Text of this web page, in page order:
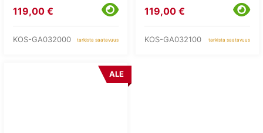
119,00 €
KOS-GA032000 tarkista saatavuus
119,00 €
KOS-GA032100 tarkista saatavuus
ALE